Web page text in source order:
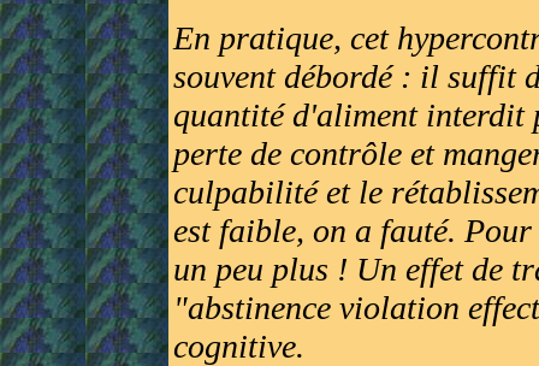
En pratique, cet
souvent débordé : il suffit
quantité d'aliment interdit
perte de contrôle et
culpabilité et le
est faible, on a fauté.
un peu plus ! Un effet de
"abstinence violation
cognitive.